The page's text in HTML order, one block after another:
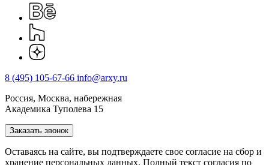
8 (495) 105-67-66 info@arxy.ru
Россия, Москва, набережная
Академика Туполева 15
Заказать звонок
Оставаясь на сайте, вы подтверждаете свое согласие на cбор и
хранение персональных данных. Полный текст согласия по